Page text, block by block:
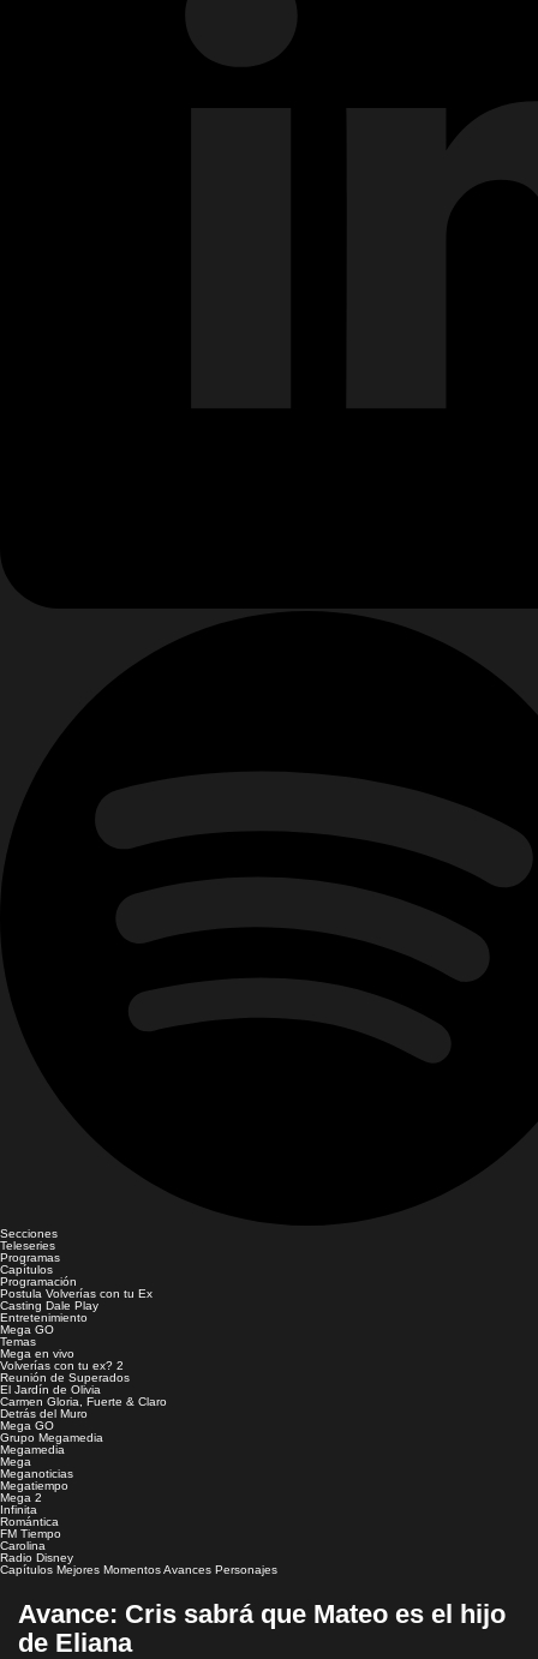
Secciones
Teleseries
Programas
Capítulos
Programación
Postula Volverías con tu Ex
Casting Dale Play
Entretenimiento
Mega GO
Temas
Mega en vivo
Volverías con tu ex? 2
Reunión de Superados
El Jardín de Olivia
Carmen Gloria, Fuerte & Claro
Detrás del Muro
Mega GO
Grupo Megamedia
Megamedia
Mega
Meganoticias
Megatiempo
Mega 2
Infinita
Romántica
FM Tiempo
Carolina
Radio Disney
Capítulos Mejores MomentosAvances Personajes
Avance: Cris sabrá que Mateo es el hijo
de Eliana